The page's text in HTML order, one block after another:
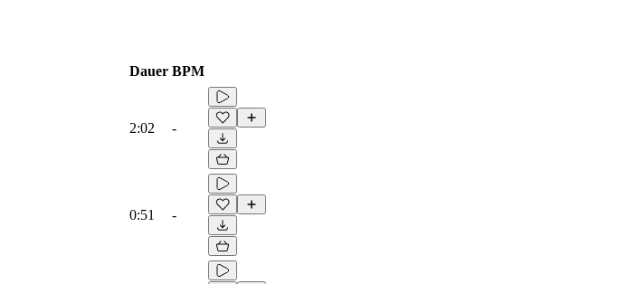
Dauer BPM
2:02 -
0:51 -